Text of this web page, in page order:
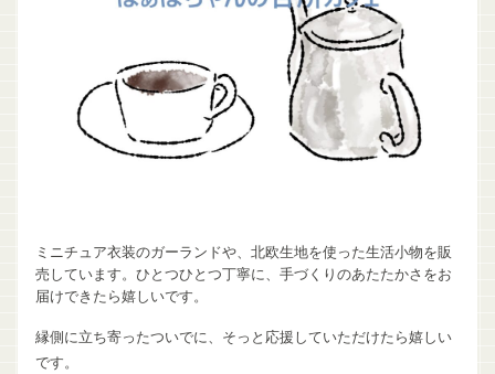
ミニチュア衣装のガーランドや、北欧生地を使った生活小物を販
売しています。ひとつひとつ丁寧に、手づくりのあたたかさをお
届けできたら嬉しいです。
縁側に立ち寄ったついでに、そっと応援していただけたら嬉しい
です。